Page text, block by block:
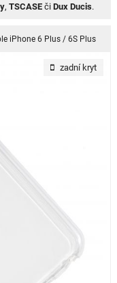
, TSCASEči Dux Ducis.
iPhone 6 Plus / 6S Plus
zadní kryt